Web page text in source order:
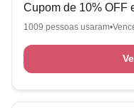
Cupom de 10% OFF
1009 pessoas usaram